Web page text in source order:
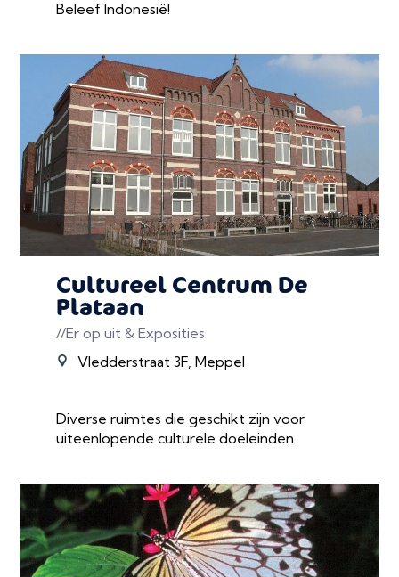
Beleef Indonesië!
Cultureel Centrum De
Plataan
//Er op uit & Exposities
Vledderstraat 3F, Meppel
Diverse ruimtes die geschikt zijn voor
uiteenlopende culturele doeleinden